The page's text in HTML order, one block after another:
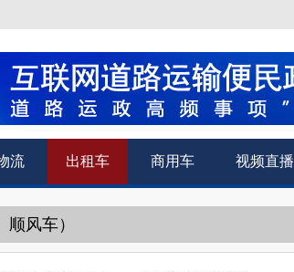
流 出租车 商用车 视频直播
风车）